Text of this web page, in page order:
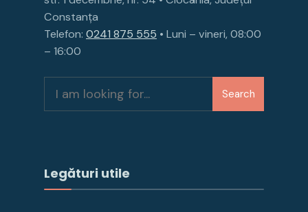
Constanța
Telefon: 0241 875 555 • Luni – vineri, 08:00
– 16:00
Search
Legături utile